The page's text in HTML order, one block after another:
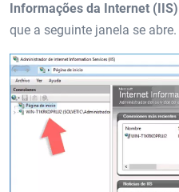
Informações da Internet (IIS)
que a seguinte janela se abre.